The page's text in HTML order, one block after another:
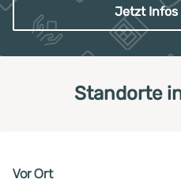
Jetzt
Standorte
Vor Ort